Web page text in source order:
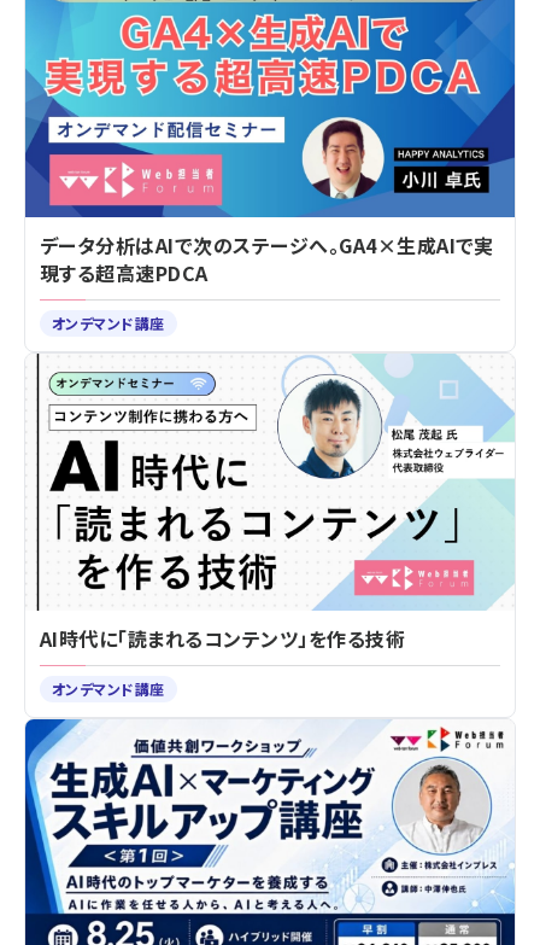
データ分析はAIで次のステージへ。GA4×生成AIで実
現する超高速PDCA
オンデマンド講座
AI時代に「読まれるコンテンツ」を作る技術
オンデマンド講座